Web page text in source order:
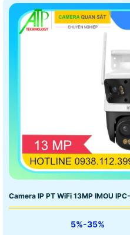
Camera IP PT WiFi 13MP IMOU
5%-35%